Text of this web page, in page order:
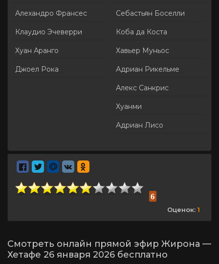
Смотреть онлайн прямой эфир Жирона —
Хетафе 26 января 2026 бесплатно
Алехандро Франсес
Клаудио Эчеверри
Хуан Аранго
Джоел Рока
Себастьян Боселли
Коба да Коста
Хавьер Муньос
Адриан Рикельме
Алекс Санкрис
Хуанми
Адриан Лисо
6
Оценок: 1